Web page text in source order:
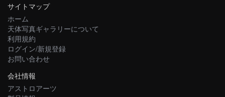
サイトマップ
ホーム
天体写真ギャラリーについて
利用規約
ログイン/新規登録
お問い合わせ
会社情報
アストロアーツ